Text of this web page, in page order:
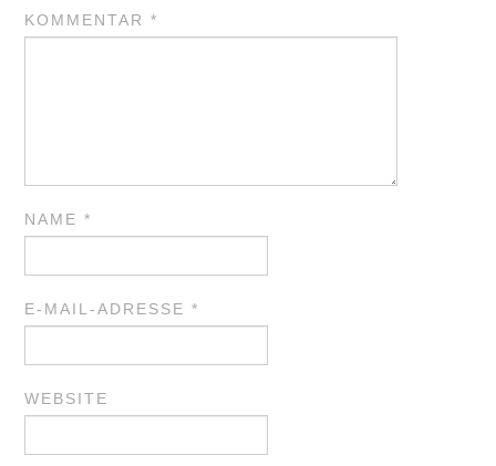
KOMMENTAR*
NAME*
E-MAIL-ADRESSE*
WEBSITE